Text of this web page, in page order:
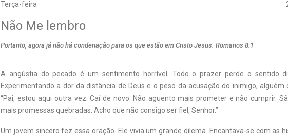
Terça-feira
Não Me lembro
Portanto, agora já não há condenação para os que estão em Cristo Jesus. Romanos 8:1
A angústia do pecado é um sentimento horrível. Todo o prazer perde o sentido
Experimentando a dor da distância de Deus e o peso da acusação do inimigo, alguém
“Pai, estou aqui outra vez. Caí de novo. Não aguento mais prometer e não cumprir.
mais promessas quebradas. Acho que não consigo ser fiel, Senhor.”
Um jovem sincero fez essa oração. Ele vivia um grande dilema. Encantava-se com as